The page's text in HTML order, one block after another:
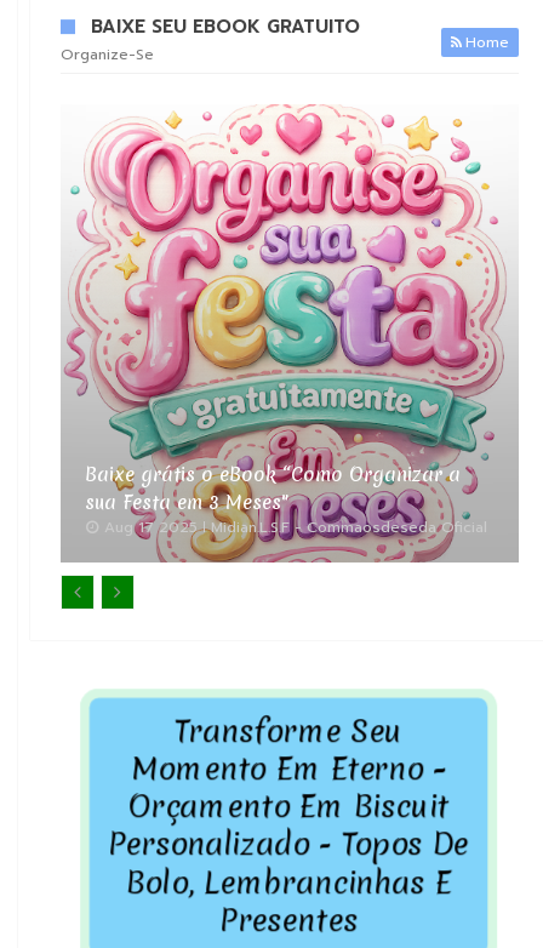
BAIXE SEU EBOOK GRATUITO
Organize-Se
Home
Baixe grátis o eBook “Como Organizar a
sua Festa em 3 Meses"
Aug 17 2025 Midian.L.S.F - Commaosdeseda Oficial
 
Transforme Seu
Momento Em Eterno-
Orçamento Em Biscuit
Personalizado - Topos De
Bolo, Lembrancinhas E
Presentes